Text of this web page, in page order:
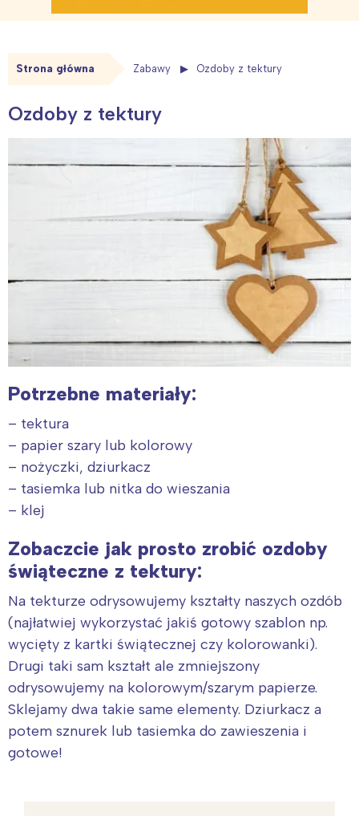
Strona główna Zabawy Ozdoby z tektury
Ozdoby z tektury
Potrzebne materiały:
– tektura
– papier szary lub kolorowy
– nożyczki, dziurkacz
– tasiemka lub nitka do wieszania
– klej
Zobaczcie jak prosto zrobić ozdoby
świąteczne z tektury:
Na tekturze odrysowujemy kształty naszych ozdób
(najłatwiej wykorzystać jakiś gotowy szablon np.
wycięty z kartki świątecznej czy kolorowanki).
Drugi taki sam kształt ale zmniejszony
odrysowujemy na kolorowym/szarym papierze.
Sklejamy dwa takie same elementy. Dziurkacz a
potem sznurek lub tasiemka do zawieszenia i
gotowe!